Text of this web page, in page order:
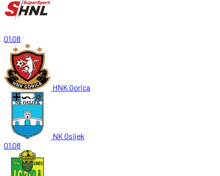
01.08
HNK Gorica
NK Osijek
01.08